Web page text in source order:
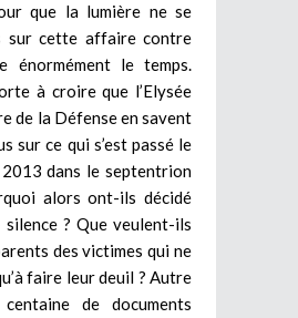
que la lumière ne se
sur cette affaire contre
énormément le temps.
à croire que l’Elysée
de la Défense en savent
sur ce qui s’est passé le
dans le septentrion
alors ont-ils décidé
? Que veulent-ils
des victimes qui ne
faire leur deuil ? Autre
de documents